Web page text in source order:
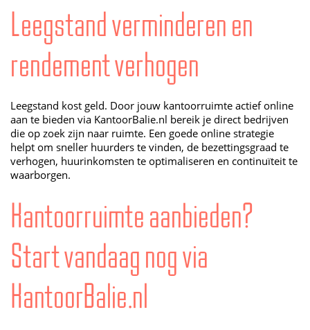
Leegstand verminderen en
rendement verhogen
Leegstand kost geld. Door jouw kantoorruimte actief online
aan te bieden via KantoorBalie.nl bereik je direct bedrijven
die op zoek zijn naar ruimte. Een goede online strategie
helpt om sneller huurders te vinden, de bezettingsgraad te
verhogen, huurinkomsten te optimaliseren en continuïteit te
waarborgen.
Kantoorruimte aanbieden?
Start vandaag nog via
KantoorBalie.nl